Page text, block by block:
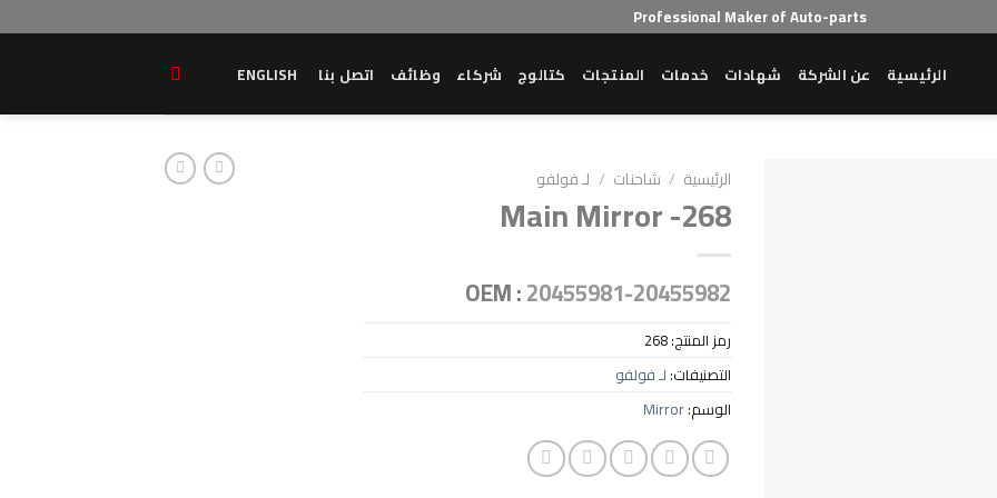
Professional Maker of Auto-parts
الرئيسية عن الشركة شهادات خدمات المنتجات كتالوج شركاء وظائف اتصل بنا ENGLISH
الرئيسية / شاحنات / لـ فولفو
Main Mirror -268
OEM :20455981-20455982
رمز المنتج:268
التصنيفات:لـ فولفو
الوسم:Mirror